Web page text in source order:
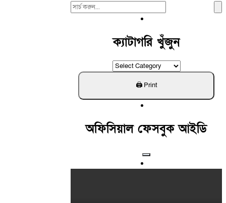
Search
ক্যাটাগরি খুঁজুন
ক্যাটাগরি
খুঁজুন
অফিসিয়াল ফেসবুক আইডি